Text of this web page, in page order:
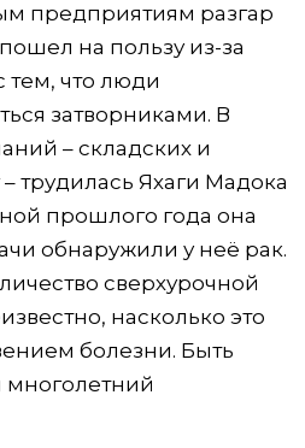
предприятиям разгар
на пользу из-за
тем, что люди
затворниками. В
– складских и
– трудилась Яхаги Мадока
прошлого года она
обнаружили у неё рак.
сверхурочной
насколько это
болезни. Быть
многолетний